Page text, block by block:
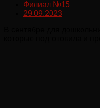
Филиал №15
29.09.2023